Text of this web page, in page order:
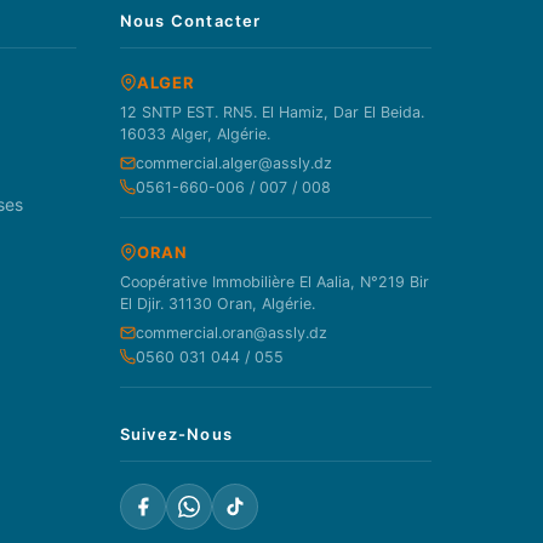
Nous Contacter
ALGER
12 SNTP EST. RN5. El Hamiz, Dar El Beida.
16033 Alger, Algérie.
commercial.alger@assly.dz
0561-660-006 / 007 / 008
ORAN
Coopérative Immobilière El Aalia, N°219 Bir
El Djir. 31130 Oran, Algérie.
commercial.oran@assly.dz
0560 031 044 / 055
Suivez-Nous